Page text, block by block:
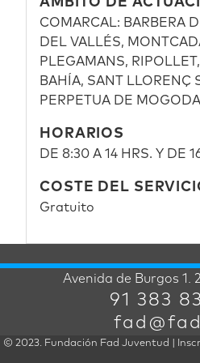
COMARCAL: BARBERA
DEL VALLÉS,
PLEGAMANS,
BAHÍA, SANT LLORENÇ
PERPETUA DE MOGODA
HORARIOS
DE 8:30 A 14 HRS. Y DE
COSTE DEL
Gratuito
Avenida de Burgos 1.
91 383
© 2023. Fundación Fad Juventud |